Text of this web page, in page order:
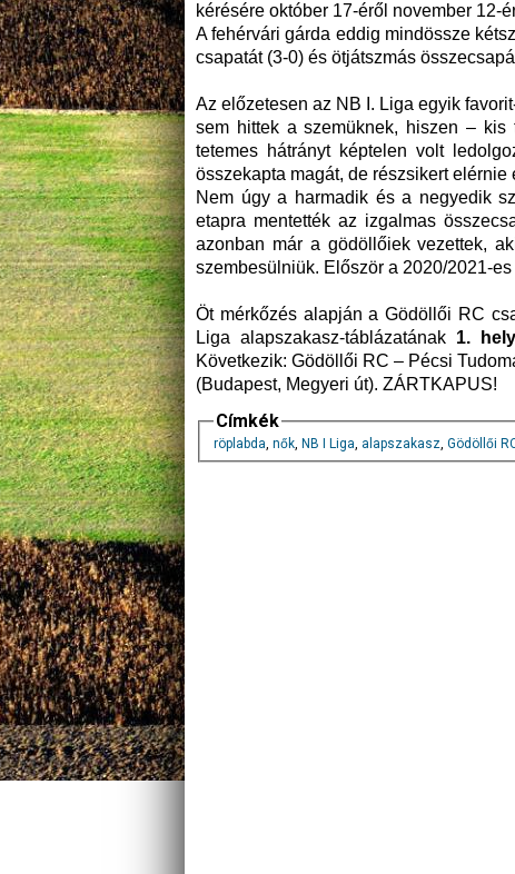
kérésére október 17-éről november 12-
A fehérvári gárda eddig mindössze
csapatát (3-0) és ötjátszmás
Az előzetesen az NB I. Liga egyik
sem hittek a szemüknek, hiszen –
tetemes hátrányt képtelen volt
összekapta magát, de részsikert elérnie
Nem úgy a harmadik és a negyedik
etapra mentették az izgalmas
azonban már a gödöllőiek vezettek,
szembesülniük. Először a 2020/2021-
Öt mérkőzés alapján a Gödöllői RC
Liga alapszakasz-táblázatának 1.
Következik: Gödöllői RC – Pécsi
(Budapest, Megyeri út). ZÁRTKAPUS!
Címkék
röplabda, nők, NB I Liga, alapszakasz, Gödöllői